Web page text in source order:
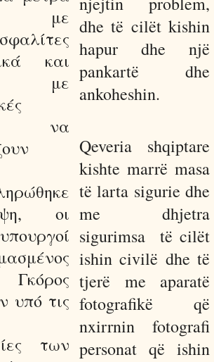
με
και
με
να
οι
υπό τις
των
dhe të cilët kishin
hapur dhe një
pankartë dhe
ankoheshin.
Qeveria shqiptare
kishte marrë masa
të larta sigurie dhe
me dhjetra
sigurimsa
të cilët
ishin civilë dhe të
tjerë me aparatë
fotografikë që
nxirrnin fotografi
personat që ishin